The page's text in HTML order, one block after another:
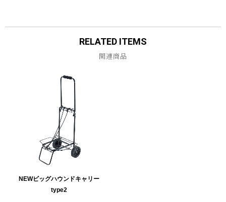
お買い物を続ける
RELATED ITEMS
関連商品
NEWビッグハウンドキャリー
type2